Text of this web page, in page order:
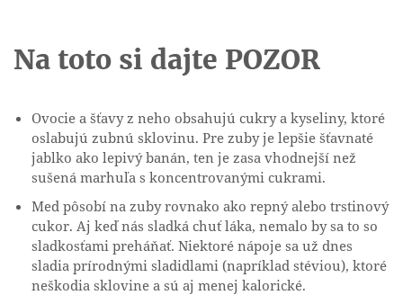
Na toto si dajte POZOR
Ovocie a šťavy z neho obsahujú cukry a kyseliny, ktoré
oslabujú zubnú sklovinu. Pre zuby je lepšie šťavnaté
jablko ako lepivý banán, ten je zasa vhodnejší než
sušená marhuľa s koncentrovanými cukrami.
Med pôsobí na zuby rovnako ako repný alebo trstinový
cukor. Aj keď nás sladká chuť láka, nemalo by sa to so
sladkosťami preháňať. Niektoré nápoje sa už dnes
sladia prírodnými sladidlami (napríklad stéviou), ktoré
neškodia sklovine a sú aj menej kalorické.